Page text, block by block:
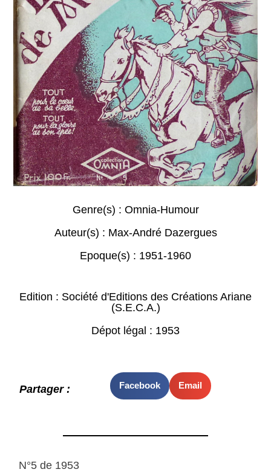
Genre(s) : Omnia-Humour
Auteur(s) : Max-André Dazergues
Epoque(s) : 1951-1960
Edition : Société d'Editions des Créations Ariane
(S.E.C.A.)
Dépot légal : 1953
Partager : Facebook Email
N°5 de 1953